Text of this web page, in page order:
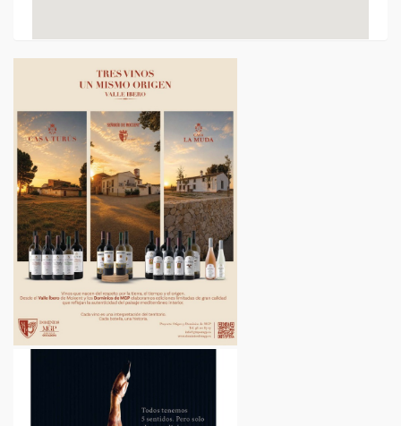
Beers & Travels Bar
Cervecerías
Plaça de Manises, 3
VER EMPRESA
Casa Rosario